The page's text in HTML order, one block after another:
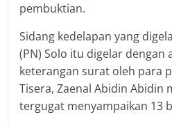
pembuktian.
Sidang kedelapan yang
(PN) Solo itu digelar dengan
keterangan surat oleh para
Tisera, Zaenal Abidin Abidin
tergugat menyampaikan 13